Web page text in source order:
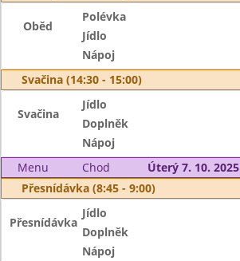
Oběd
Polévka
Jídlo
Nápoj
Svačina (14:30 - 15:00)
Svačina
Jídlo
Doplněk
Nápoj
Menu
Chod
Úterý 7. 10. 2025
Přesnídávka (8:45 - 9:00)
Přesnídávka
Jídlo
Doplněk
Nápoj